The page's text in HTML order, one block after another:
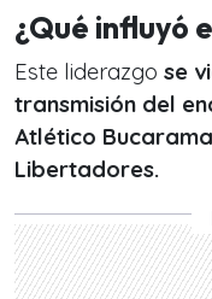
¿Qué influyó
Este liderazgo se
transmisión del
Atlético
Libertadores.